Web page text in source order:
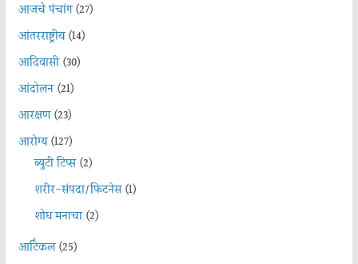
आजचे पंचांग(27)
आंतरराष्ट्रीय(14)
आदिवासी(30)
आंदोलन(21)
आरक्षण(23)
आरोग्य(127)
ब्युटी टिप्स(2)
शरीर-संपदा/फिटनेस(1)
शोध मनाचा(2)
आर्टिकल(25)